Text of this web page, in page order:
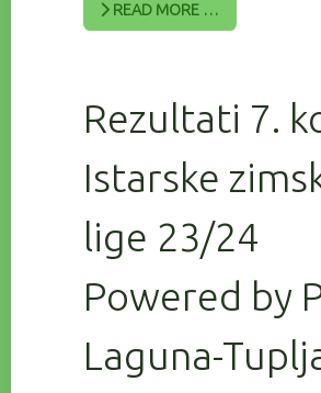
READ MORE …
Rezultati 7.
Istarske
lige 23/24
Powered by
Laguna-